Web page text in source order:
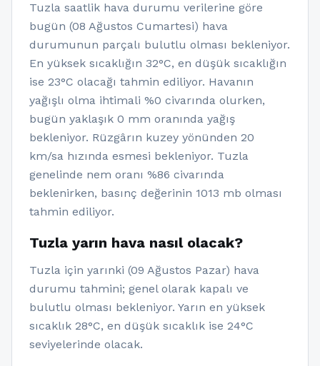
Tuzla saatlik hava durumu verilerine göre
bugün (08 Ağustos Cumartesi) hava
durumunun parçalı bulutlu olması bekleniyor.
En yüksek sıcaklığın 32°C, en düşük sıcaklığın
ise 23°C olacağı tahmin ediliyor. Havanın
yağışlı olma ihtimali %0 civarında olurken,
bugün yaklaşık 0 mm oranında yağış
bekleniyor. Rüzgârın kuzey yönünden 20
km/sa hızında esmesi bekleniyor. Tuzla
genelinde nem oranı %86 civarında
beklenirken, basınç değerinin 1013 mb olması
tahmin ediliyor.
Tuzla yarın hava nasıl olacak?
Tuzla için yarınki (09 Ağustos Pazar) hava
durumu tahmini; genel olarak kapalı ve
bulutlu olması bekleniyor. Yarın en yüksek
sıcaklık 28°C, en düşük sıcaklık ise 24°C
seviyelerinde olacak.